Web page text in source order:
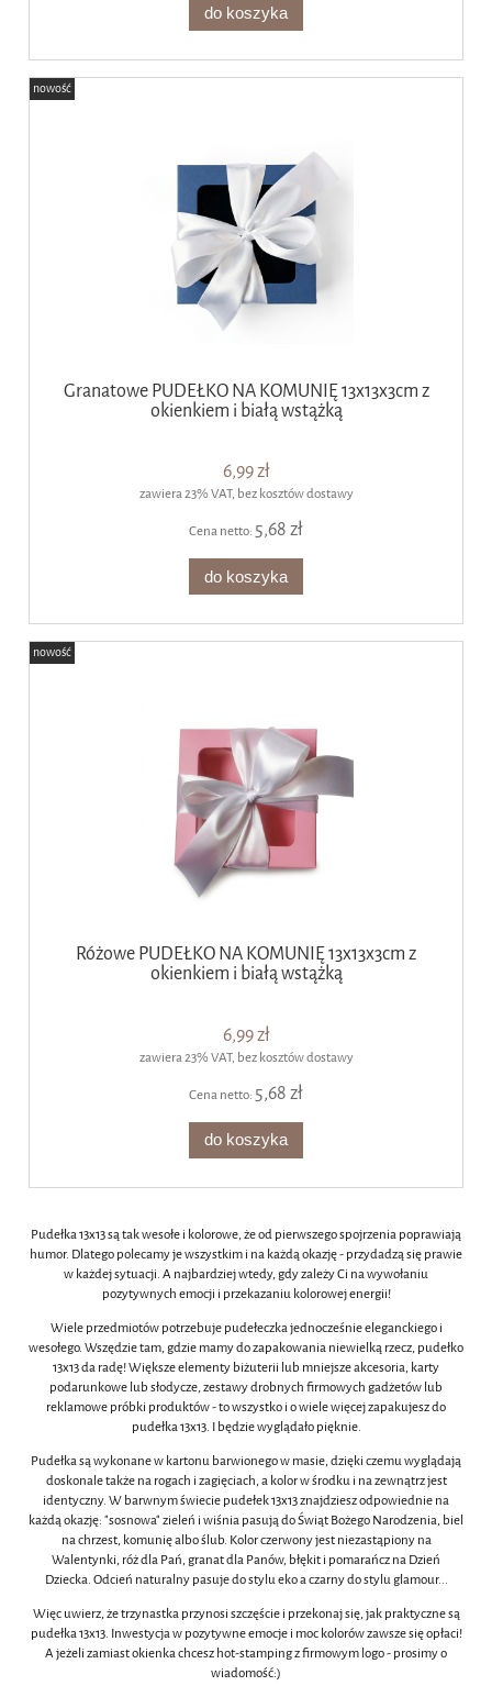
do koszyka
Granatowe PUDEŁKO NA KOMUNIĘ 13x13x3cm z
okienkiem i białą wstążką
6,99 zł
zawiera 23% VAT, bez kosztów dostawy
Cena netto: 5,68 zł
do koszyka
nowość
Różowe PUDEŁKO NA KOMUNIĘ 13x13x3cm z
okienkiem i białą wstążką
6,99 zł
zawiera 23% VAT, bez kosztów dostawy
Cena netto: 5,68 zł
do koszyka
nowość
Pudełka 13x13 są tak wesołe i kolorowe, że od pierwszego spojrzenia poprawiają
humor. Dlatego polecamy je wszystkim i na każdą okazję - przydadzą się prawie
w każdej sytuacji. A najbardziej wtedy, gdy zależy Ci na wywołaniu
pozytywnych emocji i przekazaniu kolorowej energii!
Wiele przedmiotów potrzebuje pudełeczka jednocześnie eleganckiego i
wesołego. Wszędzie tam, gdzie mamy do zapakowania niewielką rzecz, pudełko
13x13 da radę! Większe elementy biżuterii lub mniejsze akcesoria, karty
podarunkowe lub słodycze, zestawy drobnych firmowych gadżetów lub
reklamowe próbki produktów - to wszystko i o wiele więcej zapakujesz do
pudełka 13x13. I będzie wyglądało pięknie.
Pudełka są wykonane w kartonu barwionego w masie, dzięki czemu wyglądają
doskonale także na rogach i zagięciach, a kolor w środku i na zewnątrz jest
identyczny. W barwnym świecie pudełek 13x13 znajdziesz odpowiednie na
każdą okazję: "sosnowa" zieleń i wiśnia pasują do Świąt Bożego Narodzenia, biel
na chrzest, komunię albo ślub. Kolor czerwony jest niezastąpiony na
Walentynki, róż dla Pań, granat dla Panów, błękit i pomarańcz na Dzień
Dziecka. Odcień naturalny pasuje do stylu eko a czarny do stylu glamour...
Więc uwierz, że trzynastka przynosi szczęście i przekonaj się, jak praktyczne są
pudełka 13x13. Inwestycja w pozytywne emocje i moc kolorów zawsze się opłaci!
A jeżeli zamiast okienka chcesz hot-stamping z firmowym logo - prosimy o
wiadomość:)